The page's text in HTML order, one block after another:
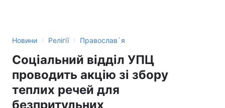
Новини › Релігії › Православ`я
Соціальний відділ УПЦ
проводить акцію зі збору
теплих речей для
безпритульних